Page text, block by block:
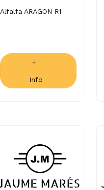
Alfalfa ARAGON R1
+
Info